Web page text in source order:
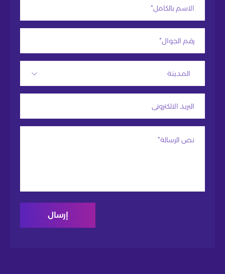
المدينة